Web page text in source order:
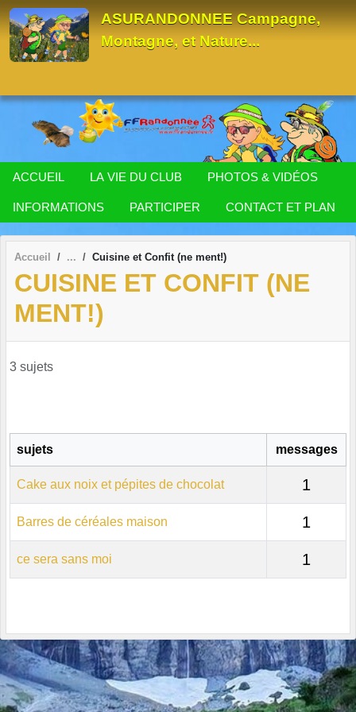
ASURANDONNEE Campagne,
Montagne, et Nature...
ACCUEIL LA VIE DU CLUB PHOTOS & VIDÉOS
INFORMATIONS PARTICIPER CONTACT ET PLAN
Accueil Cuisine et Confit (ne ment!)
CUISINE ET CONFIT (NE
MENT!)
3 sujets
sujets messages
Cake aux noix et pépites de chocolat 1
Barres de céréales maison 1
ce sera sans moi 1
Panneau de gestion des cookies